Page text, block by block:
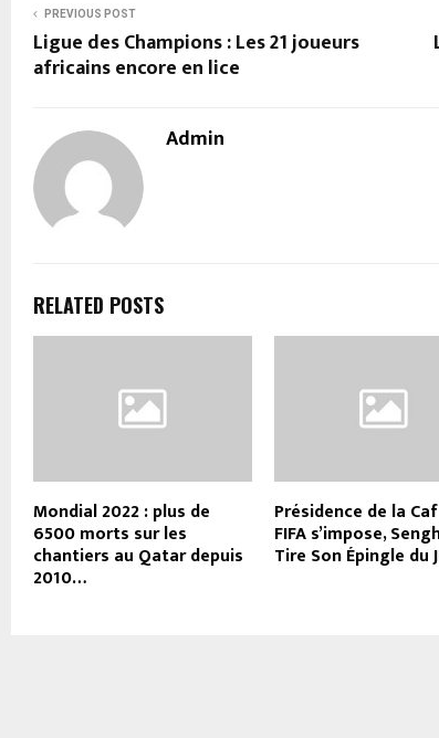
PREVIOUS POST
Ligue des Champions : Les 21 joueurs
africains encore en lice
Admin
RELATED POSTS
Mondial 2022 : plus de
6500 morts sur les
chantiers au Qatar depuis
2010…
Présidence de la
FIFA s’impose,
Tire Son Épingle du